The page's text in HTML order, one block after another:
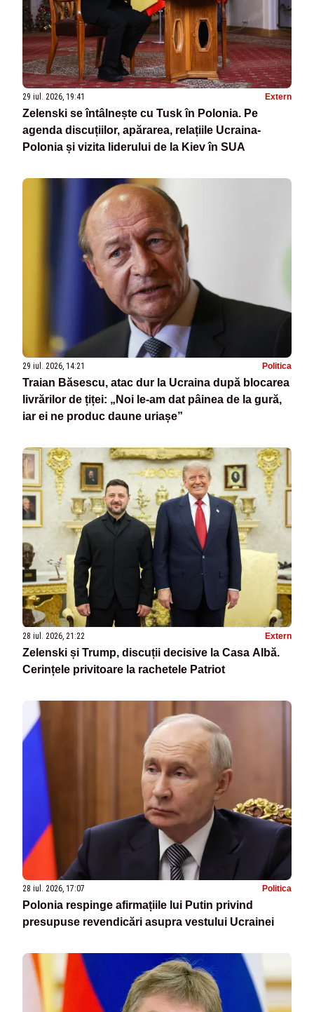
29 iul. 2026, 19:41 Extern
Zelenski se întâlnește cu Tusk în Polonia. Pe
agenda discuțiilor, apărarea, relațiile Ucraina-
Polonia și vizita liderului de la Kiev în SUA
29 iul. 2026, 14:21 Politica
Traian Băsescu, atac dur la Ucraina după blocarea
livrărilor de țiței: „Noi le-am dat pâinea de la gură,
iar ei ne produc daune uriașe”
28 iul. 2026, 21:22 Extern
Zelenski și Trump, discuții decisive la Casa Albă.
Cerințele privitoare la rachetele Patriot
28 iul. 2026, 17:07 Politica
Polonia respinge afirmațiile lui Putin privind
presupuse revendicări asupra vestului Ucrainei